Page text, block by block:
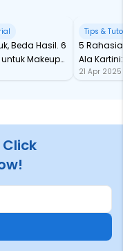
Beda Hasil. 6
untuk Makeup
Point
Tips &
5
Ala
Wajib
21 Apr 2025